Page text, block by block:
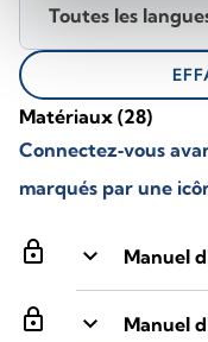
lock keyboard_arrow_down Manuel
lock keyboard_arrow_down Manuel
Matériaux (28)
Connectez‑vous
marqués par une
Toutes les